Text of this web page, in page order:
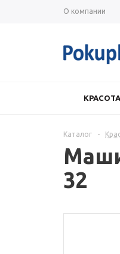
О компании
Каталог -
32